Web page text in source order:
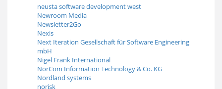
neusta software development west
Newroom Media
Newsletter2Go
Nexis
Next Iteration Gesellschaft für Software Engineering
mbH
Nigel Frank International
NorCom Information Technology & Co. KG
Nordland systems
norisk